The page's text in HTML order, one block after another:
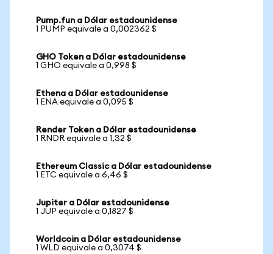
Pump.fun a Dólar estadounidense
1 PUMP equivale a 0,002362 $
GHO Token a Dólar estadounidense
1 GHO equivale a 0,998 $
Ethena a Dólar estadounidense
1 ENA equivale a 0,095 $
Render Token a Dólar estadounidense
1 RNDR equivale a 1,32 $
Ethereum Classic a Dólar estadounidense
1 ETC equivale a 6,46 $
Jupiter a Dólar estadounidense
1 JUP equivale a 0,1827 $
Worldcoin a Dólar estadounidense
1 WLD equivale a 0,3074 $